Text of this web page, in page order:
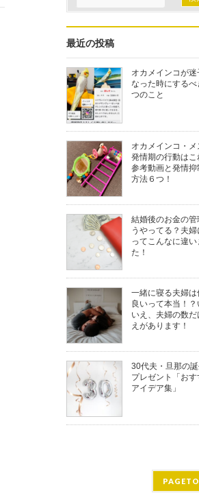
最近の投稿
オカメインコが迷
なった時にするべ
つのこと
オカメインコ・メ
発情期の行動はこ
参考動画と発情抑
方法６つ！
結婚後のお金の管
うやってる？夫婦
ってこんなに違い
た！
一緒に寝る夫婦は
良いって本当！？
いえ、夫婦の数だ
えがあります！
30代夫・旦那の誕
プレゼント「おす
アイデア集」